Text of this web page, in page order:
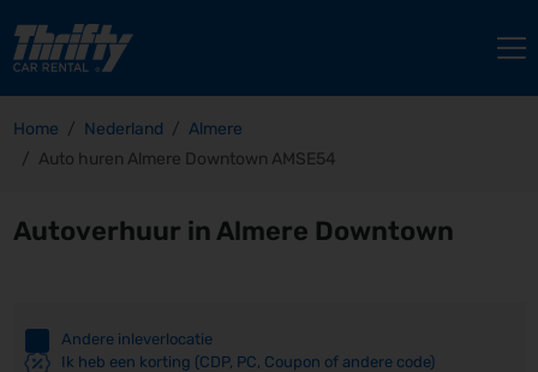
Home Nederland
Almere
Auto huren Almere Downtown AMSE54
Autoverhuur in Almere Downtown
Andere inleverlocatie
Ik heb een korting (CDP, PC, Coupon of andere code)